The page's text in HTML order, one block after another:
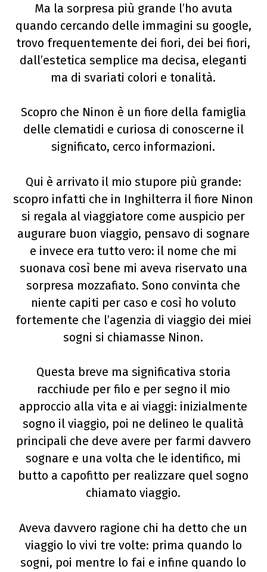
Ma la sorpresa più grande l’ho avuta
quando cercando delle immagini su google,
trovo frequentemente dei fiori, dei bei fiori,
dall’estetica semplice ma decisa, eleganti
ma di svariati colori e tonalità.
Scopro che Ninon è un fiore della famiglia
delle clematidi e curiosa di conoscerne il
significato, cerco informazioni.
Qui è arrivato il mio stupore più grande:
scopro infatti che in Inghilterra il fiore Ninon
si regala al viaggiatore come auspicio per
augurare buon viaggio, pensavo di sognare
e invece era tutto vero: il nome che mi
suonava così bene mi aveva riservato una
sorpresa mozzafiato. Sono convinta che
niente capiti per caso e così ho voluto
fortemente che l’agenzia di viaggio dei miei
sogni si chiamasse Ninon.
Questa breve ma significativa storia
racchiude per filo e per segno il mio
approccio alla vita e ai viaggi: inizialmente
sogno il viaggio, poi ne delineo le qualità
principali che deve avere per farmi davvero
sognare e una volta che le identifico, mi
butto a capofitto per realizzare quel sogno
chiamato viaggio.
Aveva davvero ragione chi ha detto che un
viaggio lo vivi tre volte: prima quando lo
sogni, poi mentre lo fai e infine quando lo